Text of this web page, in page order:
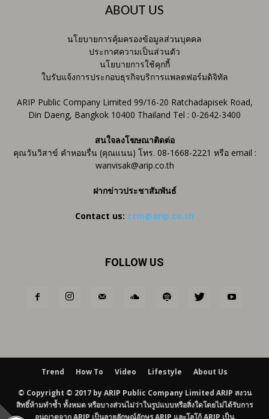
ABOUT US
นโยบายการคุ้มครองข้อมูลส่วนบุคคล
ประกาศความเป็นส่วนตัว
นโยบายการใช้คุกกี้
ใบรับแจ้งการประกอบธุรกิจบริการแพลตฟอร์มดิจิทัล
ARIP Public Company Limited 99/16-20 Ratchadapisek Road,
Din Daeng, Bangkok 10400 Thailand Tel : 0-2642-3400
สนใจลงโฆษณาติดต่อ
คุณวันวิสาข์ คำหอมรื่น (คุณแนน) โทร. 08-1668-2221 หรือ email :
wanvisak@arip.co.th
ฝากข่าวประชาสัมพันธ์
Contact us: ctm@arip.co.th
FOLLOW US
Trend How To Video Lifestyle About Us
© Copyright © 2017 by ARIP Public Company Limited ARIP สงวน
สิทธิ์ห้ามทำซ้ำ ทั้งหมด หรือบางส่วนไม่ว่าในรูปแบบหรือสิ่งใดโดยไม่ได้รับการ
อนุญาตจาก ARIP เป็นลายลักษณ์อักษร ARIP และโลโก้ ARIP เป็น